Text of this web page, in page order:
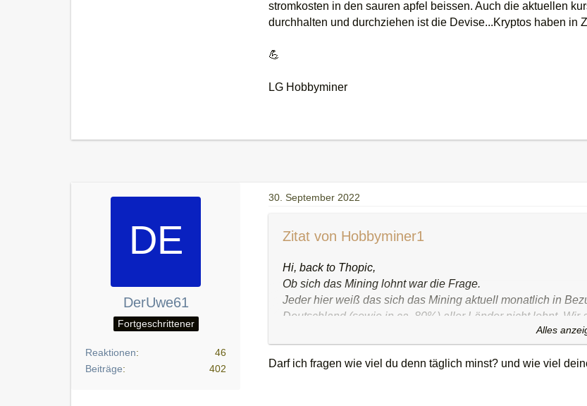
stromkosten in den sauren apfel beissen. Auch die aktuellen
durchhalten und durchziehen ist die Devise...Kryptos haben in
💪
LG Hobbyminer
DerUwe61
Fortgeschrittener
Reaktionen
46
Beiträge
402
30. September 2022
Zitat von Hobbyminer1
Hi, back to Thopic,
Ob sich das Mining lohnt war die Frage.
Jeder hier weiß das sich das Mining aktuell monatlich in
Deutschland (sowie in ca. 80%) aller Länder nicht lohnt.
Angenommen ich mine mit dem PC zuhause ca. 2 Dollar
entspricht nach heutigem BTC-Kurs 0.00306165 Bitcoin im
Alles
Darf ich fragen wie viel du denn täglich minst? und wie viel